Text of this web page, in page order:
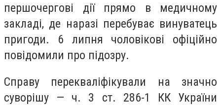
першочергові дії прямо в медичному
закладі, де наразі перебуває винуватець
пригоди. 6 липня чоловікові офіційно
повідомили про підозру.
Справу перекваліфікували на значно
суворішу — ч. 3 ст. 286-1 КК України